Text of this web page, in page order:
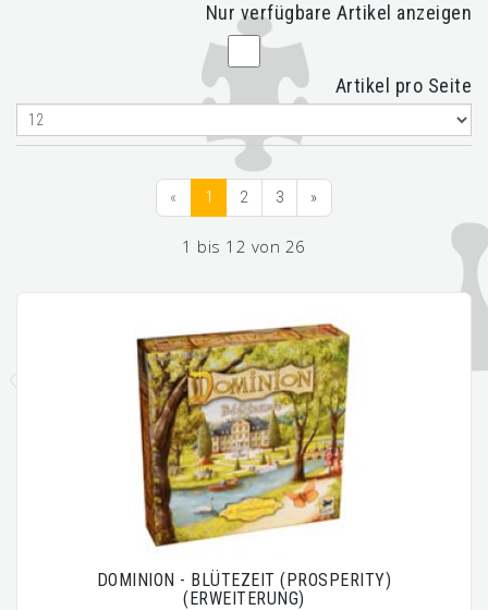
Nur verfügbare Artikel anzeigen
Artikel pro Seite
« 1 2 3 »
1 bis 12 von 26
DOMINION - BLÜTEZEIT (PROSPERITY)
(ERWEITERUNG)